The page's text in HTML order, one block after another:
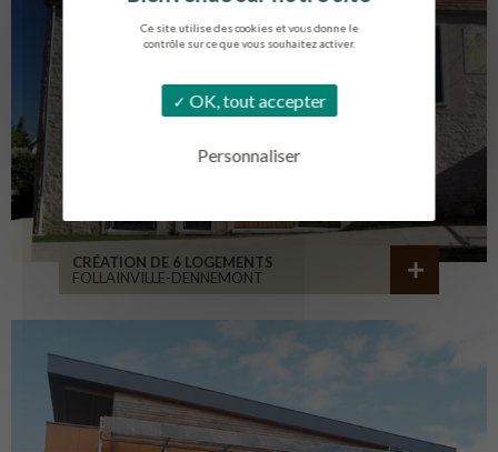
Ce site utilise des cookies et vous donne le
contrôle sur ce que vous souhaitez activer.
OK, tout accepter
Personnaliser
CRÉATION DE 6 LOGEMENTS
FOLLAINVILLE-DENNEMONT